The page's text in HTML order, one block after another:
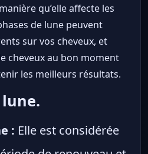
qu’elle affecte les
de lune peuvent
sur vos cheveux, et
cheveux au bon moment
les meilleurs résultats.
lune.
: Elle est considérée